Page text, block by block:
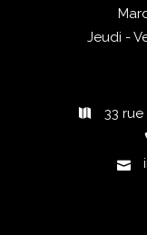
Jeudi -
33